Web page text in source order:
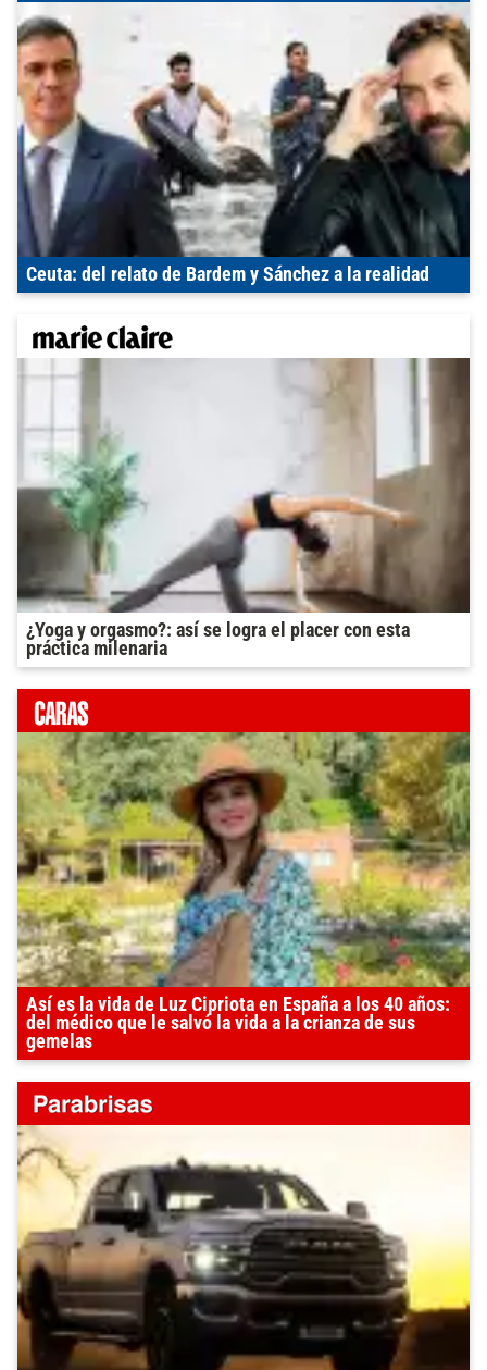
Ceuta: del relato de Bardem y Sánchez a la realidad
¿Yoga y orgasmo?: así se logra el placer con esta
práctica milenaria
Así es la vida de Luz Cipriota en España a los 40 años:
del médico que le salvó la vida a la crianza de sus
gemelas